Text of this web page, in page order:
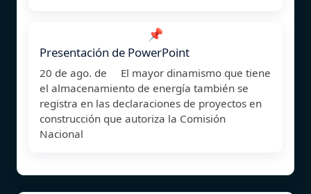
📌
Presentación de PowerPoint
20 de ago. de El mayor dinamismo que tiene
el almacenamiento de energía también se
registra en las declaraciones de proyectos en
construcción que autoriza la Comisión
Nacional